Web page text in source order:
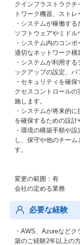
クインフラストラク
トワーク機器、ストレ
・システムが稼働す
ソフトウェアやミドル
・システム内のコン
適切なネットワーク構
・システムが利用す
ックアップの設定、パ
・セキュリティを確
クセスコントロール
施します。
・システムが将来的
を確保するための設計
・環境の構築手順や
し、保守や他のチー
す。
変更の範囲：有
会社の定める業務
必要な経験
・AWS、Azureなど
築のご経験2年以上の